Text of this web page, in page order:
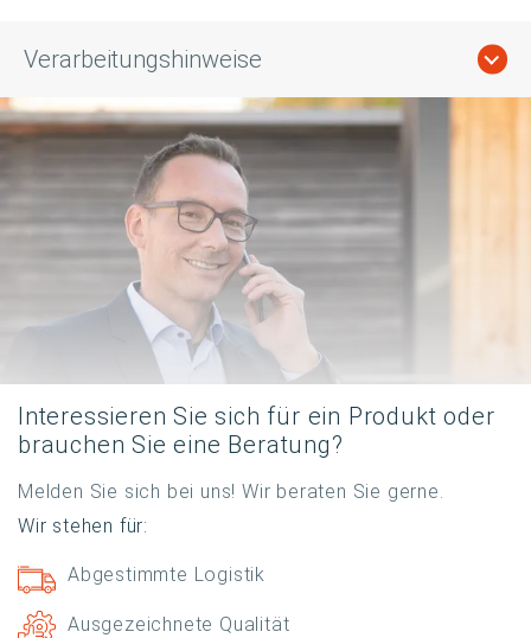
Verarbeitungshinweise
Interessieren Sie sich für ein Produkt oder
brauchen Sie eine Beratung?
Melden Sie sich bei uns! Wir beraten Sie gerne.
Wir stehen für:
Abgestimmte Logistik
Ausgezeichnete Qualität